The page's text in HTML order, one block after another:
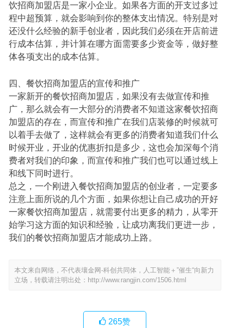
饮招商加盟店是一家小企业。如果各方面的开支过多过
程中超预算，就会影响到你的整体支出情况。特别是对
还没什么经验的新手创业者，因此我们必须在开店前进
行成本估算，并计算在哪方面需要多少资金等，做好整
体各项支出的成本估算。
四、餐饮招商加盟店的宣传和推广
一家新开的餐饮招商加盟店，如果没有去做宣传和推
广，那么就会有一大部分的消费者不知道这家餐饮招商
加盟店的存在，而宣传和推广在我们店装修的时候就可
以着手去做了，这样就会有更多的消费者知道我们什么
时候开业，开业的优惠折扣是多少，这也会加深每个消
费者对我们的印象，而宣传和推广我们也可以通过线上
和线下同时进行。
总之，一个刚进入餐饮招商加盟店的创业者，一定要多
注意上面所说的几个方面，如果你想让自己成功的开好
一家餐饮招商加盟店，就需要付出更多的精力，从零开
始学习这方面的知识和经验，让成功离我们更进一步，
我们的餐饮招商加盟店才能成功上路。
本文来自网络，不代表壤金网-科创共同体，人工智能＋”催生“向新力
立场，转载请注明出处： http://www.rangjin.com/1506.html
265赞